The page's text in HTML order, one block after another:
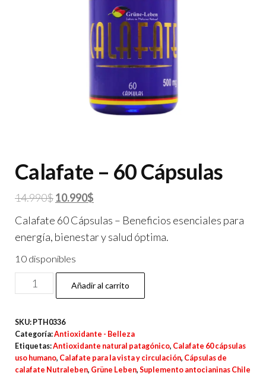
Calafate – 60 Cápsulas
14.990$El
precio
original
14.990$.
10.990$
precio
actual
es:
Calafate 60 Cápsulas – Beneficios esenciales para
energía, bienestar y salud óptima.
10 disponibles
Calafate
–
Cápsulas
cantidad
Añadir al carrito
SKU: PTH0336
Categoría:Antioxidante - Belleza
Etiquetas:Antioxidante natural patagónico, Calafate 60 cápsulas
uso humano, Calafate para la vista y circulación, Cápsulas de
calafate Nutraleben, Grüne Leben, Suplemento antocianinas Chile